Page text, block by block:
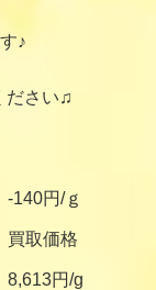
♪
ださい♫
-140円/ｇ
買取価格
8,613円/g